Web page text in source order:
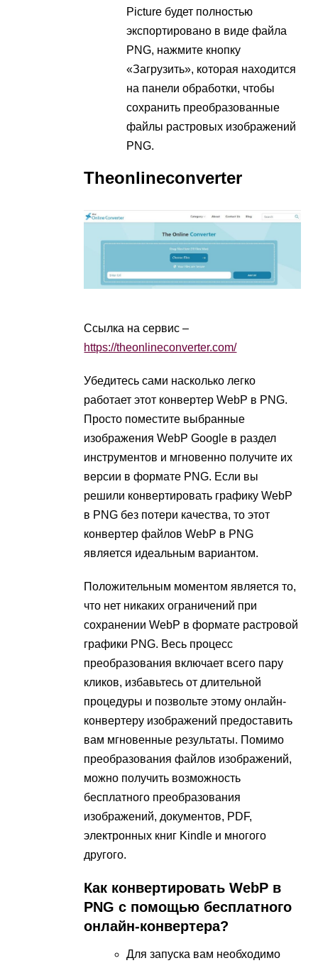
Picture будет полностью
экспортировано в виде файла
PNG, нажмите кнопку
«Загрузить», которая находится
на панели обработки, чтобы
сохранить преобразованные
файлы растровых изображений
PNG.
Theonlineconverter
Ссылка на сервис –
https://theonlineconverter.com/
Убедитесь сами насколько легко
работает этот конвертер WebP в PNG.
Просто поместите выбранные
изображения WebP Google в раздел
инструментов и мгновенно получите их
версии в формате PNG. Если вы
решили конвертировать графику WebP
в PNG без потери качества, то этот
конвертер файлов WebP в PNG
является идеальным вариантом.
Положительным моментом является то,
что нет никаких ограничений при
сохранении WebP в формате растровой
графики PNG. Весь процесс
преобразования включает всего пару
кликов, избавьтесь от длительной
процедуры и позвольте этому онлайн-
конвертеру изображений предоставить
вам мгновенные результаты. Помимо
преобразования файлов изображений,
можно получить возможность
бесплатного преобразования
изображений, документов, PDF,
электронных книг Kindle и многого
другого.
Как конвертировать WebP в
PNG с помощью бесплатного
онлайн-конвертера?
Для запуска вам необходимо